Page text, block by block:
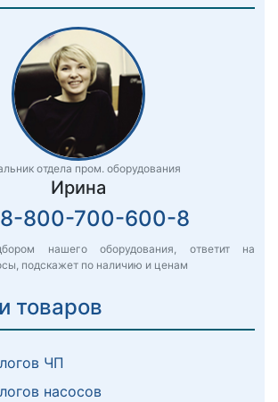
отдела пром. оборудования
Ирина
8-800-700-600-8
нашего оборудования, ответит на
подскажет по наличию и ценам
товаров
ЧП
насосов